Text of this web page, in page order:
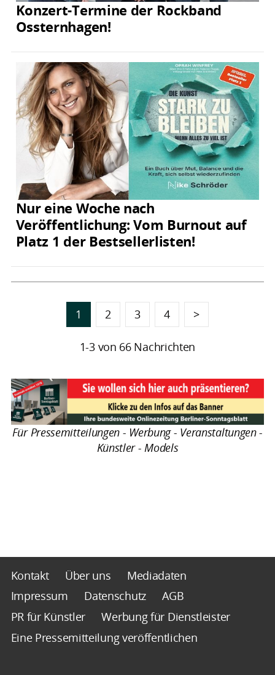
Konzert-Termine der Rockband
Ossternhagen!
Nur eine Woche nach
Veröffentlichung: Vom Burnout auf
Platz 1 der Bestsellerlisten!
1 2 3 4 >
1-3 von 66 Nachrichten
Für Pressemitteilungen - Werbung - Veranstaltungen -
Künstler - Models
Kontakt Über uns
Mediadaten
Impressum
Datenschutz
AGB
PR für Künstler
Werbung für Dienstleister
Eine Pressemitteilung veröffentlichen